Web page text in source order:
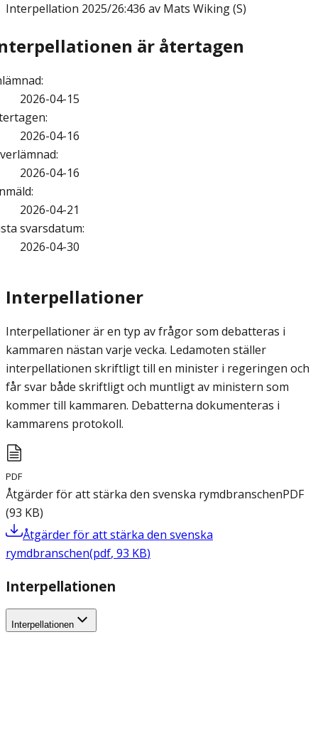
Interpellation 2025/26:436 av Mats Wiking (S)
är återtagen
:
2026-04-15
:
2026-04-16
:
2026-04-16
:
2026-04-21
svarsdatum:
2026-04-30
Interpellationer
Interpellationer är en typ av frågor som debatteras i
kammaren nästan varje vecka. Ledamoten ställer
interpellationen skriftligt till en minister i regeringen och
får svar både skriftligt och muntligt av ministern som
kommer till kammaren. Debatterna dokumenteras i
kammarens protokoll.
PDF
Åtgärder för att stärka den svenska rymdbranschenPDF
(93 KB)
Åtgärder för att stärka den svenska
rymdbranschen(pdf, 93 KB)
Interpellationen
Interpellationen